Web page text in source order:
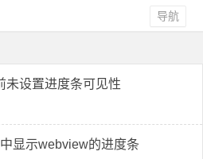
导航
未设置进度条可见性
显示webview的进度条